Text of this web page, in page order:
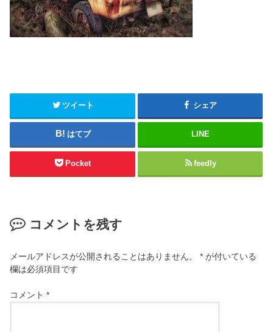
ツイート シェア
はてブ LINE
Pocket feedly
コメントを残す
メールアドレスが公開されることはありません。 * が付いている
欄は必須項目です
コメント*